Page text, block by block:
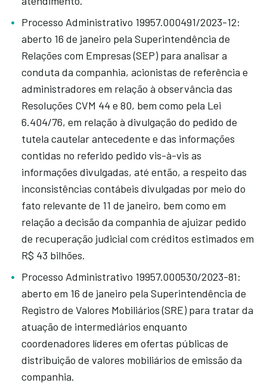
Processo Administrativo 19957.000491/2023-12:
aberto 16 de janeiro pela Superintendência de
Relações com Empresas (SEP) para analisar a
conduta da companhia, acionistas de referência e
administradores em relação à observância das
Resoluções CVM 44 e 80, bem como pela Lei
6.404/76, em relação à divulgação do pedido de
tutela cautelar antecedente e das informações
contidas no referido pedido vis-à-vis as
informações divulgadas, até então, a respeito das
inconsistências contábeis divulgadas por meio do
fato relevante de 11 de janeiro, bem como em
relação a decisão da companhia de ajuizar pedido
de recuperação judicial com créditos estimados em
R$ 43 bilhões.
Processo Administrativo 19957.000530/2023-81:
aberto em 16 de janeiro pela Superintendência de
Registro de Valores Mobiliários (SRE) para tratar da
atuação de intermediários enquanto
coordenadores líderes em ofertas públicas de
distribuição de valores mobiliários de emissão da
companhia.